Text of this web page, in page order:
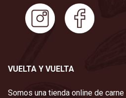
VUELTA Y VUELTA
Somos una tienda online de